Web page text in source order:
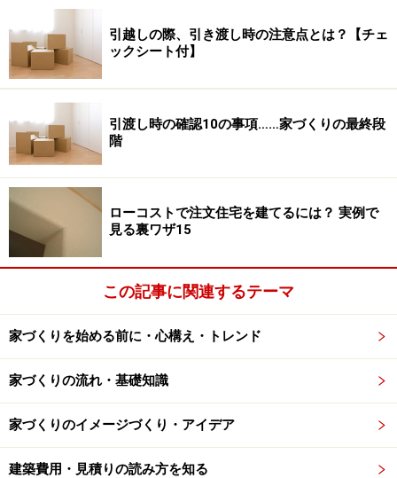
え、およそ3割に。かなり早いスピードで高齢化や少子
化が進んでおり、今後もこの傾向が続けば、注文住宅を
建てる世帯の人数はもっと減っていくでしょう。
理由2 建築費が高騰したから
2つ目の理由は、注文住宅の建築費が高くなってきたか
らです。
となっていて、それほど大幅な上昇ではないように見え
ますが、延床面積の減少を考慮する必要があります。
延床面積と建築費から坪単価を計算してみたのが下のグ
ラフです。坪単価は75.1万円（2005年度） → 84.8万円
（2014年度）と、10万円近く高くなりました。
引越しの際、引き渡し時の注意点とは？【チェ
ックシート付】
引渡し時の確認10の事項……家づくりの最終段
階
ローコストで注文住宅を建てるには？ 実例で
見る裏ワザ15
この記事に関連するテーマ
家づくりを始める前に・心構え・トレンド
家づくりの流れ・基礎知識
家づくりのイメージづくり・アイデア
建築費用・見積りの読み方を知る